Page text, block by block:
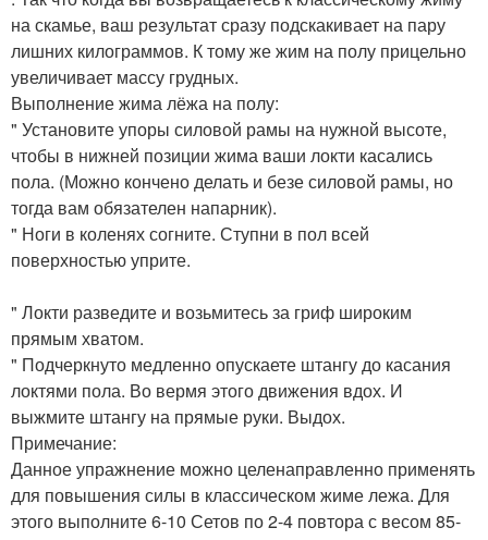
на скамье, ваш результат сразу подскакивает на пару
лишних килограммов. К тому же жим на полу прицельно
увеличивает массу грудных.
Выполнение жима лёжа на полу:
" Установите упоры силовой рамы на нужной высоте,
чтобы в нижней позиции жима ваши локти касались
пола. (Можно кончено делать и безе силовой рамы, но
тогда вам обязателен напарник).
" Ноги в коленях согните. Ступни в пол всей
поверхностью уприте.
" Локти разведите и возьмитесь за гриф широким
прямым хватом.
" Подчеркнуто медленно опускаете штангу до касания
локтями пола. Во вермя этого движения вдох. И
выжмите штангу на прямые руки. Выдох.
Примечание:
Данное упражнение можно целенаправленно применять
для повышения силы в классическом жиме лежа. Для
этого выполните 6-10 Сетов по 2-4 повтора с весом 85-